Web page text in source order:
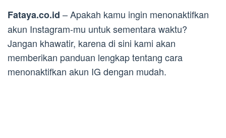
Fataya.co.id – Apakah kamu ingin menonaktifkan
akun Instagram-mu untuk sementara waktu?
Jangan khawatir, karena di sini kami akan
memberikan panduan lengkap tentang cara
menonaktifkan akun IG dengan mudah.